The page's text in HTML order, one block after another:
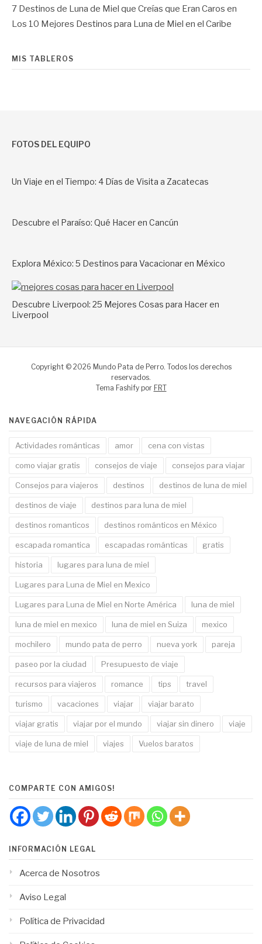
7 Destinos de Luna de Miel que Creías que Eran Caros en
Los 10 Mejores Destinos para Luna de Miel en el Caribe
MIS TABLEROS
FOTOS DEL EQUIPO
Un Viaje en el Tiempo: 4 Días de Visita a Zacatecas
Descubre el Paraíso: Qué Hacer en Cancún
Explora México: 5 Destinos para Vacacionar en México
Descubre Liverpool: 25 Mejores Cosas para Hacer en
Liverpool
Copyright © 2026 Mundo Pata de Perro. Todos los derechos
reservados.
Tema Fashify por FRT
NAVEGACIÓN RÁPIDA
Actividades románticas amor cena con vistas
como viajar gratis consejos de viaje consejos para viajar
Consejos para viajeros destinos destinos de luna de miel
destinos de viaje destinos para luna de miel
destinos romanticos destinos románticos en México
escapada romantica escapadas románticas gratis
historia lugares para luna de miel
Lugares para Luna de Miel en Mexico
Lugares para Luna de Miel en Norte América luna de miel
luna de miel en mexico luna de miel en Suiza mexico
mochilero mundo pata de perro nueva york pareja
paseo por la ciudad Presupuesto de viaje
recursos para viajeros romance tips travel
turismo vacaciones viajar viajar barato
viajar gratis viajar por el mundo viajar sin dinero viaje
viaje de luna de miel viajes Vuelos baratos
COMPARTE CON AMIGOS!
INFORMACIÓN LEGAL
Acerca de Nosotros
Aviso Legal
Política de Privacidad